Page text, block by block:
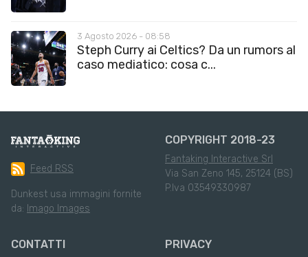
3 Agosto 2026 - 08:58
Steph Curry ai Celtics? Da un rumors al
caso mediatico: cosa c...
Feed RSS
Dunkest usa immagini fornite
da: Imago Images
COPYRIGHT 2018-23
Fantaking Interactive Srl
Via San Zeno 145, 25124 (BS)
P.Iva 03549330987
CONTATTI PRIVACY